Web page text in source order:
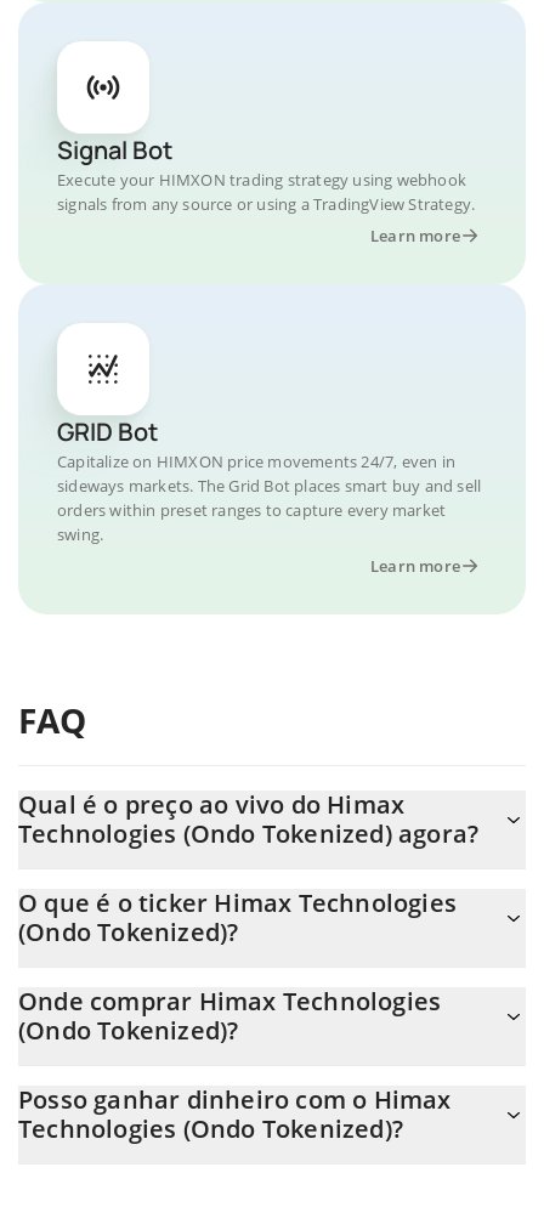
Signal Bot
Execute your HIMXON trading strategy using webhook
signals from any source or using a TradingView Strategy.
Learn more
GRID Bot
Capitalize on HIMXON price movements 24/7, even in
sideways markets. The Grid Bot places smart buy and sell
orders within preset ranges to capture every market
swing.
Learn more
FAQ
Qual é o preço ao vivo do Himax
Technologies (Ondo Tokenized) agora?
agora é de $ 13.82.
O que é o ticker Himax Technologies
(Ondo Tokenized)?
Onde comprar Himax Technologies
(Ondo Tokenized)?
qualquer troca ou via transferência p2p. E a melhor maneira de
trocar Himax Technologies (Ondo Tokenized) é através de um
Posso ganhar dinheiro com o Himax
Technologies (Ondo Tokenized)?